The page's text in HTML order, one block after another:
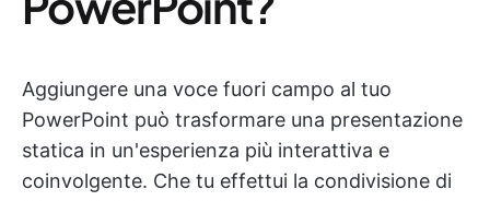
Aggiungere una voce fuori campo al tuo
PowerPoint può trasformare una presentazione
statica in un'esperienza più interattiva e
coinvolgente. Che tu effettui la condivisione di